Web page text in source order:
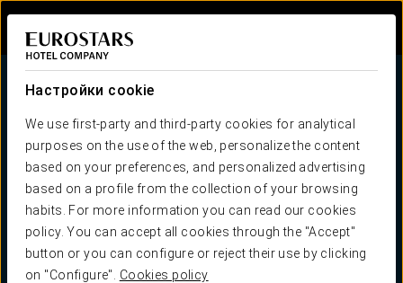
Настройки cookie
We use first-party and third-party cookies for analytical
purposes on the use of the web, personalize the content
based on your preferences, and personalized advertising
based on a profile from the collection of your browsing
habits. For more information you can read our cookies
policy. You can accept all cookies through the "Accept"
button or you can configure or reject their use by clicking
on "Configure". Cookies policy
Мы позаботимся о вас в день вашей
свадьбы
+100 доступных отелей
Wedding planner
Скидки на медовый месяц